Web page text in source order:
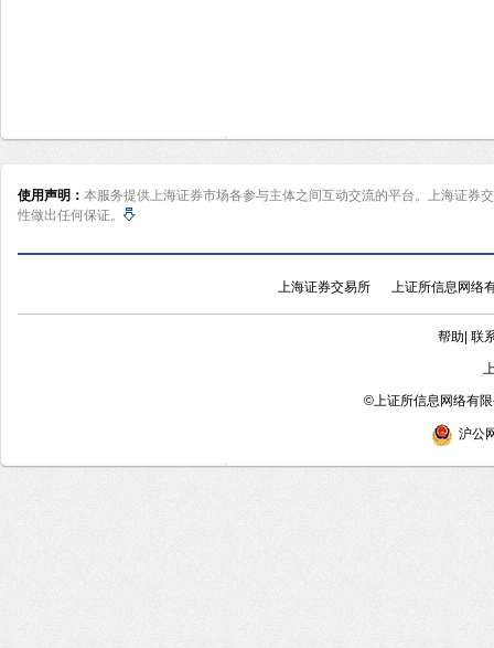
使用声明： 本服务提供上海证券市场各参与主体之间互动交流的平台。上海证券
性做出任何保证。
上海证券交易所 上证所信息网络
帮助| 联
©上证所信息网络有
沪公